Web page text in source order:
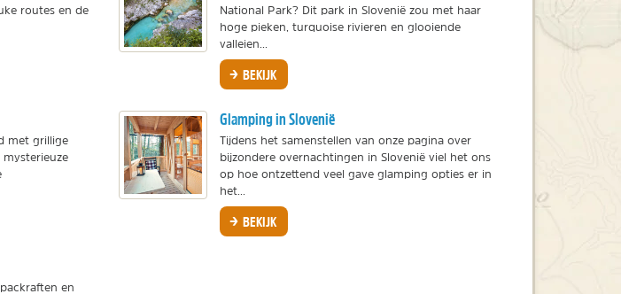
routes en de
National Park? Dit park in Slovenië zou met haar
hoge pieken, turquoise rivieren en glooiende
valleien...
BEKIJK
met grillige
mysterieuze
Glamping in Slovenië
Tijdens het samenstellen van onze pagina over
bijzondere overnachtingen in Slovenië viel het ons
op hoe ontzettend veel gave glamping opties er in
het...
BEKIJK
en